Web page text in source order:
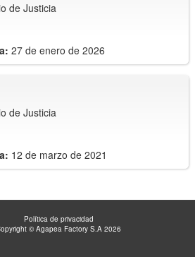
de Justicia
27 de enero de 2026
de Justicia
12 de marzo de 2021
Política de privacidad
© Agapea Factory S.A 2026